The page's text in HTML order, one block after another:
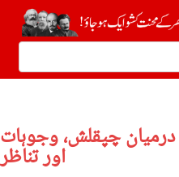
درمیان چپقلش، وجوہات
اور تناظر